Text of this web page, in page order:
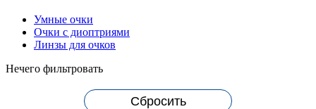
Умные очки
Очки с диоптриями
Линзы для очков
Нечего фильтровать
Сбросить